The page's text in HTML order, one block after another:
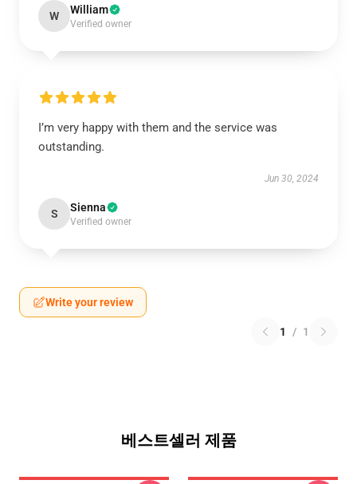
W William
Verified owner
I’m very happy with them and the service was
outstanding.
Jun 30, 2024
S Sienna
Verified owner
Write your review
1 / 1
베스트셀러 제품